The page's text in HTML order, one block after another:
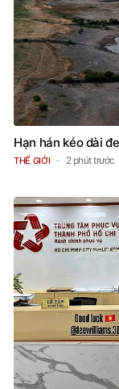
Hạn hán kéo dài
THẾ GIỚI 2 phút trước